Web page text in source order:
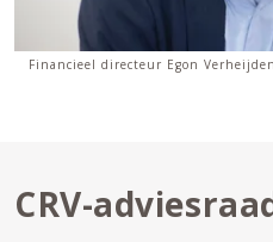
Financieel directeur Egon Verheijden
CRV-